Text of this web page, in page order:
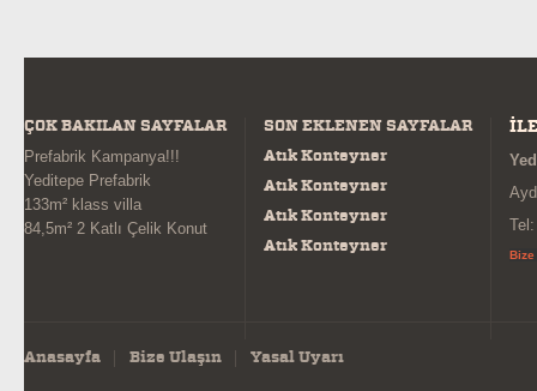
ÇOK BAKILAN SAYFALAR
Prefabrik Kampanya!!!
Yeditepe Prefabrik
133m² klass villa
84,5m² 2 Katlı Çelik Konut
SON EKLENEN SAYFALAR
Atık Konteyner
Atık Konteyner
Atık Konteyner
Atık Konteyner
Bize
Anasayfa Bize Ulaşın Yasal Uyarı